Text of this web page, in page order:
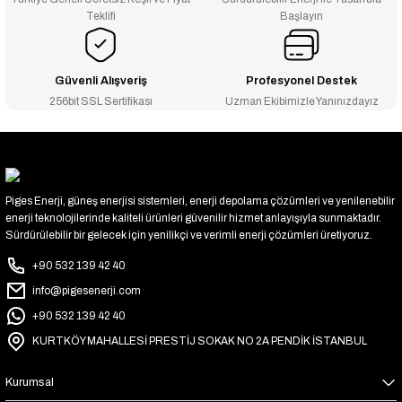
Teklifi
Başlayın
Güvenli Alışveriş
256bit SSL Sertifikası
Profesyonel Destek
Uzman Ekibimizle Yanınızdayız
Piges Enerji, güneş enerjisi sistemleri, enerji depolama çözümleri ve yenilenebilir
enerji teknolojilerinde kaliteli ürünleri güvenilir hizmet anlayışıyla sunmaktadır.
Sürdürülebilir bir gelecek için yenilikçi ve verimli enerji çözümleri üretiyoruz.
+90 532 139 42 40
info@pigesenerji.com
+90 532 139 42 40
KURTKÖY MAHALLESİ PRESTİJ SOKAK NO 2A PENDİK İSTANBUL
Kurumsal